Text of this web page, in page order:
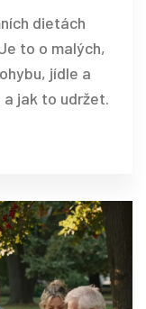
dietách
to o malých,
jídle a
jak to udržet.